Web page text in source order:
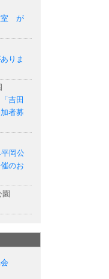
室 が
りま
吉田
者募
平岡公
のお
園